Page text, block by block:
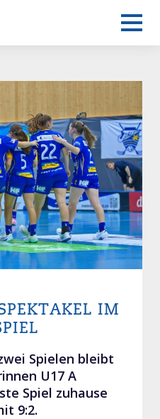
IM
Spielen bleibt
U17 A
Spiel zuhause
9:2.